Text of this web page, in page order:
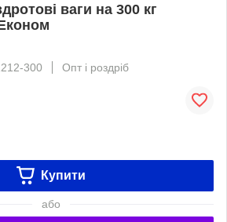
ваги на 300 кг
300
Опт і роздріб
Купити
або